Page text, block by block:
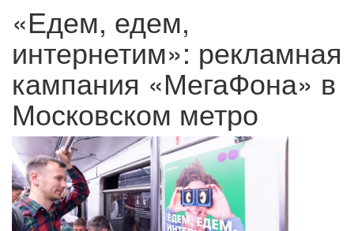
«Едем, едем,
интернетим»: рекламная
кампания «МегаФона» в
Московском метро